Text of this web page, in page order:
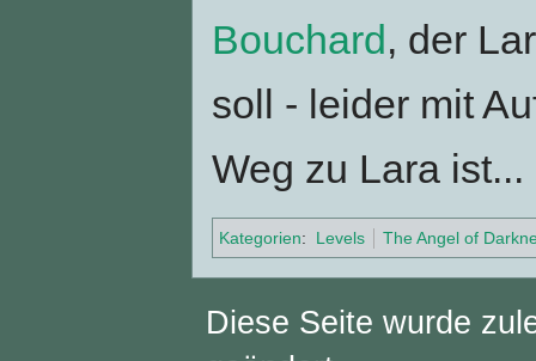
Bouchard , der
soll - leider mit
Weg zu Lara ist...
Kategorien: Levels The Angel of
Diese Seite wurde